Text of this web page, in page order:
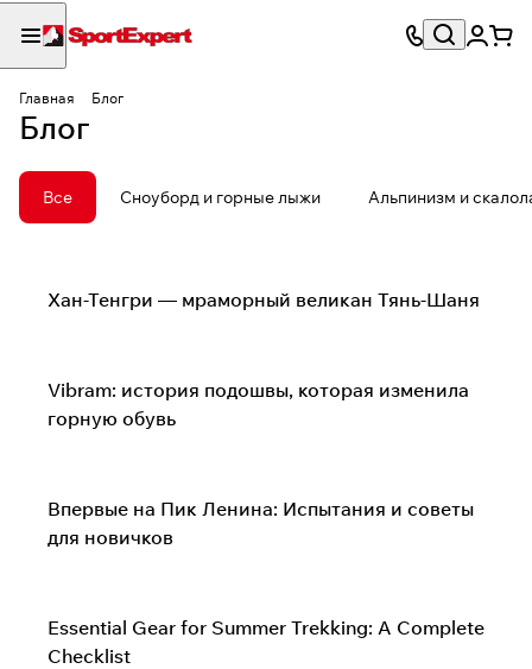
Главная Блог
Блог
Все Сноуборд и горные лыжи Альпинизм и
Альпинизм и скалолазание
Хан-Тенгри — мраморный великан Тянь-Шаня
Альпинизм и скалолазание
Vibram: история подошвы, которая изменила
горную обувь
Альпинизм и скалолазание
Впервые на Пик Ленина: Испытания и советы
для новичков
Туризм и походы
Essential Gear for Summer Trekking: A Complete
Checklist